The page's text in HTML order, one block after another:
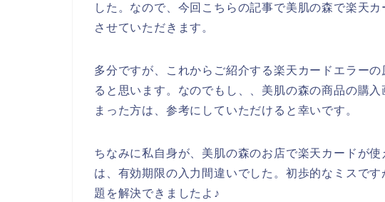
した。なので、今回こちらの記事で美肌の森で楽天
させていただきます。
多分ですが、これからご紹介する楽天カードエラー
ると思います。なのでもし、、美肌の森の商品の購
まった方は、参考にしていただけると幸いです。
ちなみに私自身が、美肌の森のお店で楽天カードが
は、有効期限の入力間違いでした。初歩的なミスで
題を解決できましたよ♪